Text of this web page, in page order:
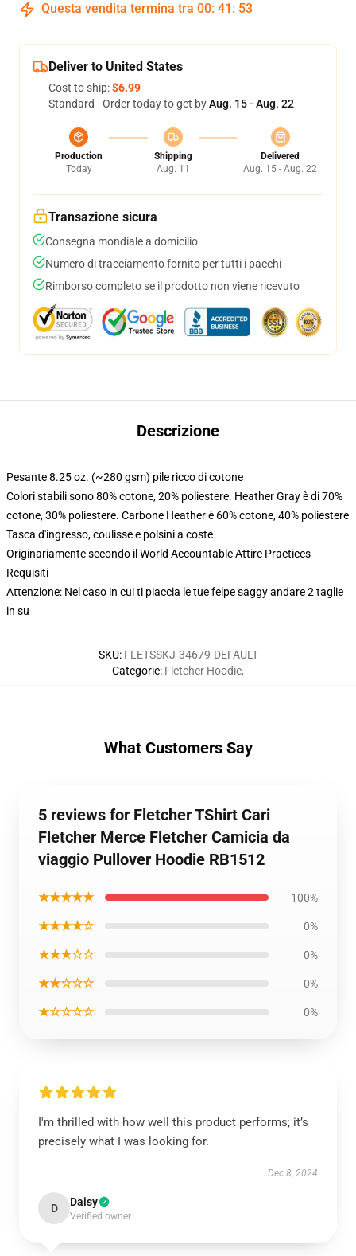
Questa vendita termina tra 00: 41 : 52
Deliver to United States
Cost to ship:$6.99
Standard - Order today to get byAug. 15 - Aug. 22
Production
Today
Shipping
Aug. 11
Delivered
Aug. 15 - Aug. 22
Transazione sicura
Consegna mondiale a domicilio
Numero di tracciamento fornito per tutti i pacchi
Rimborso completo se il prodotto non viene ricevuto
Descrizione
Pesante 8.25 oz. (~280 gsm) pile ricco di cotone
Colori stabili sono 80% cotone, 20% poliestere. Heather Gray è di 70%
cotone, 30% poliestere. Carbone Heather è 60% cotone, 40% poliestere
Tasca d'ingresso, coulisse e polsini a coste
Originariamente secondo il World Accountable Attire Practices
Requisiti
Attenzione: Nel caso in cui ti piaccia le tue felpe saggy andare 2 taglie
in su
SKU: FLETSSKJ-34679-DEFAULT
Categorie: Fletcher Hoodie,
What Customers Say
5 reviews for Fletcher TShirt Cari
Fletcher Merce Fletcher Camicia da
viaggio Pullover Hoodie RB1512
★★★★★ 100%
★★★★☆ 0%
★★★☆☆ 0%
★★☆☆☆ 0%
★☆☆☆☆ 0%
I'm thrilled with how well this product performs; it’s
precisely what I was looking for.
Dec 8, 2024
D Daisy
Verified owner